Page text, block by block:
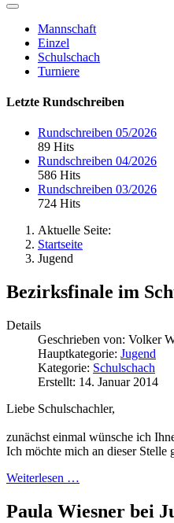
Mannschaft
Einzel
Schulschach
Turniere
Letzte Rundschreiben
Rundschreiben 05/2026
89 Hits
Rundschreiben 04/2026
586 Hits
Rundschreiben 03/2026
724 Hits
Aktuelle Seite:
Startseite
Jugend
Bezirksfinale im
Details
Geschrieben von: Volker
Hauptkategorie: Jugend
Kategorie: Schulschach
Erstellt: 14. Januar 2014
Liebe Schulschachler,
zunächst einmal wünsche ich
Ich möchte mich an dieser Stelle
Weiterlesen …
Paula Wiesner bei